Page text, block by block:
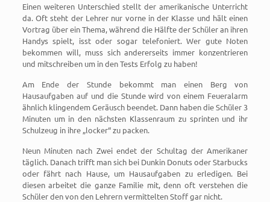
Einen weiteren Unterschied stellt der amerikanische Unterricht
da. Oft steht der Lehrer nur vorne in der Klasse und hält einen
Vortrag über ein Thema, während die Hälfte der Schüler an ihren
Handys spielt, isst oder sogar telefoniert. Wer gute Noten
bekommen will, muss sich andererseits immer konzentrieren
und mitschreiben um in den Tests Erfolg zu haben!
Am Ende der Stunde bekommt man einen Berg von
Hausaufgaben auf und die Stunde wird von einem Feueralarm
ähnlich klingendem Geräusch beendet. Dann haben die Schüler 3
Minuten um in den nächsten Klassenraum zu sprinten und ihr
Schulzeug in ihre „locker“ zu packen.
Neun Minuten nach Zwei endet der Schultag der Amerikaner
täglich. Danach trifft man sich bei Dunkin Donuts oder Starbucks
oder fährt nach Hause, um Hausaufgaben zu erledigen. Bei
diesen arbeitet die ganze Familie mit, denn oft verstehen die
Schüler den von den Lehrern vermittelten Stoff gar nicht.